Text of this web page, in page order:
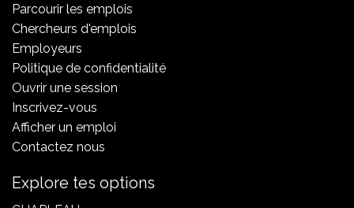
Parcourir les emplois
Chercheurs d'emplois
Employeurs
Politique de confidentialité
Ouvrir une session
Inscrivez-vous
Afficher un emploi
Contactez nous
Explore tes options